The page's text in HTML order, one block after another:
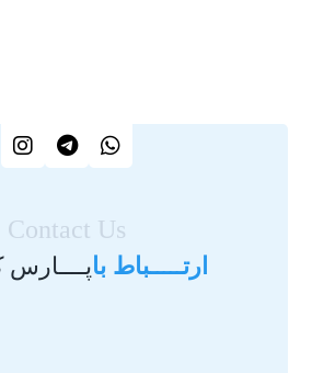
Contact Us
ارتـــــباط باپــــارس